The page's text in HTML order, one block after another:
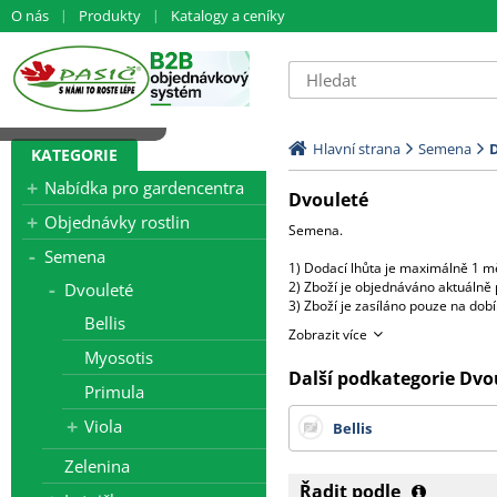
O nás Produkty Katalogy a ceníky
KATEGORIE
Nabídka pro gardencentra
Objednávky rostlin
Semena
Dvouleté
Bellis
Myosotis
Primula
Viola
Zelenina
Hlavní strana Semena
Dvouleté
Semena.
1) Dodací lhůta je maximálně 1
2) Zboží je objednáváno
3) Zboží je zasíláno pouze na
5) Při objednání více balení od
V případě, že požadujete více
Všechny ceny zde uvedené jsou
Zobrazit více
Další podkategorie
Bellis
Řadit podle
Načítám data...